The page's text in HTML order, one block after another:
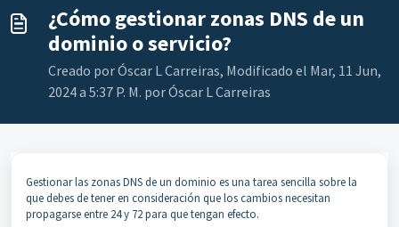
¿Cómo gestionar zonas DNS de un
dominio o servicio?
Creado por Óscar L Carreiras, Modificado el Mar, 11 Jun,
2024 a 5:37 P. M. por Óscar L Carreiras
Gestionar las zonas DNS de un dominio es una tarea sencilla sobre la
que debes de tener en consideración que los cambios necesitan
propagarse entre 24 y 72 para que tengan efecto.